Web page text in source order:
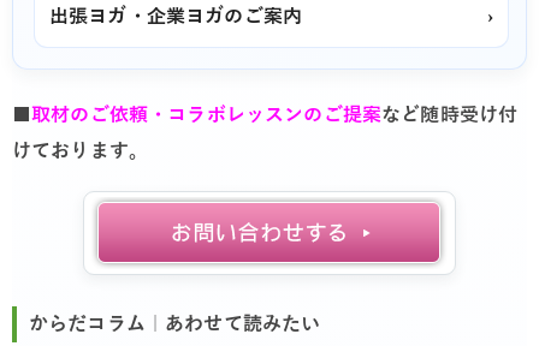
出張ヨガ・企業ヨガのご案内 ›
■取材のご依頼・コラボレッスンのご提案など随時受け付
けております。
からだコラム｜あわせて読みたい